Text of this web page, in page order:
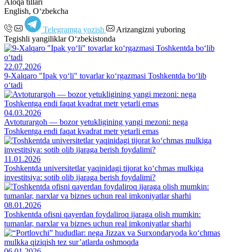
English, Oʻzbekcha
Telegramga yozish
Arizangizni yuboring
Tegishli yangiliklar O‘zbekistonda
22.07.2026
9-Xalqaro "Ipak yo‘li" tovarlar ko‘rgazmasi Toshkentda bo‘lib
o‘tadi
04.03.2026
Avtoturargoh — bozor yetukligining yangi mezoni: nega
Toshkentga endi faqat kvadrat metr yetarli emas
11.01.2026
Toshkentda universitetlar yaqinidagi tijorat ko‘chmas mulkiga
investitsiya: sotib olib ijaraga berish foydalimi?
08.01.2026
Toshkentda ofisni qayerdan foydaliroq ijaraga olish mumkin:
tumanlar, narxlar va biznes uchun real imkoniyatlar sharhi